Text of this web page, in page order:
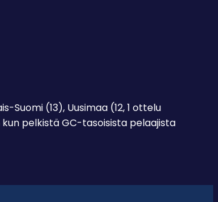
(13), Uusimaa (12, 1 ottelu
pelkistä GC-tasoisista pelaajista